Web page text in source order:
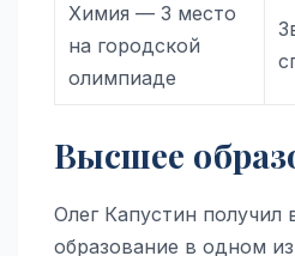
Химия — 3 место
на городской
олимпиаде
Высшее
Олег Капустин получил
образование в одном